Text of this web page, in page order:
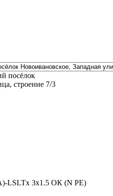
посёлок
строение 7/3
LSLTx 3х1.5 ОК (N PE)